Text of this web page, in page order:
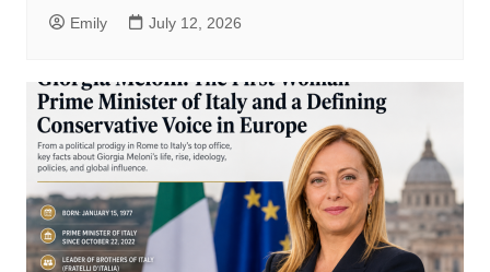
Emily July 12, 2026